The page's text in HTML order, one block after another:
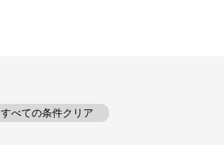
すべての条件クリア